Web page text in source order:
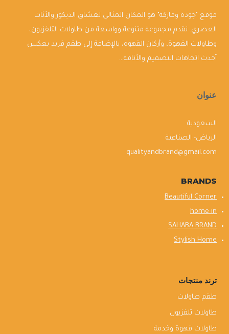
موقع "جودة وماركة" هو المكان المثالي لعشاق الديكور والأثاث
العصري. نقدم مجموعة متنوعة وواسعة من طاولات التلفزيون،
وطاولات القهوة، وأركان القهوة، بالإضافة إلى طقم فريد يعكس
أحدث اتجاهات التصميم والأناقة...
عنوان
السعودية
الرياض- الصناعية
qualityandbrand@gmail.com
BRANDS
Beautiful Corner
home in
SAHABA BRAND
Stylish Home
ترند منتجات
طقم طاولات
طاولات تلفزيون
طاولات قهوة وخدمة